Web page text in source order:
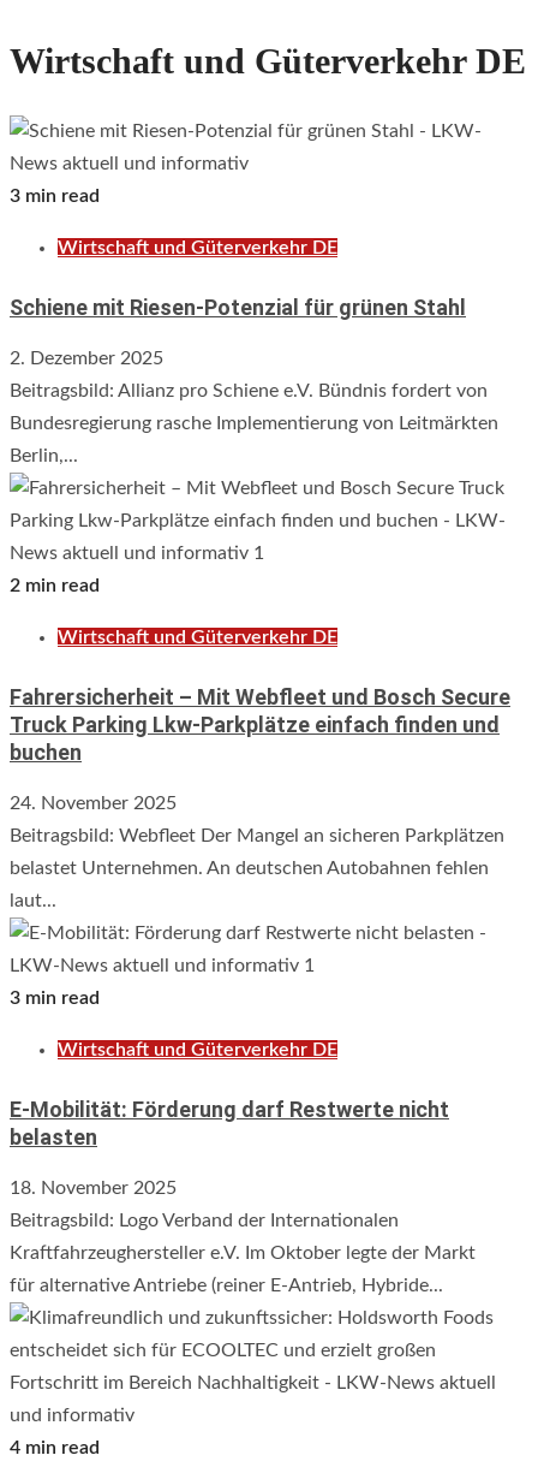
Wirtschaft und Güterverkehr DE
3 min read
Wirtschaft und Güterverkehr DE
Schiene mit Riesen-Potenzial für grünen Stahl
2. Dezember 2025
Beitragsbild: Allianz pro Schiene e.V. Bündnis fordert von
Bundesregierung rasche Implementierung von Leitmärkten
Berlin,...
2 min read
Wirtschaft und Güterverkehr DE
Fahrersicherheit – Mit Webfleet und Bosch Secure
Truck Parking Lkw-Parkplätze einfach finden und
buchen
24. November 2025
Beitragsbild: Webfleet Der Mangel an sicheren Parkplätzen
belastet Unternehmen. An deutschen Autobahnen fehlen
laut...
3 min read
Wirtschaft und Güterverkehr DE
E-Mobilität: Förderung darf Restwerte nicht
belasten
18. November 2025
Beitragsbild: Logo Verband der Internationalen
Kraftfahrzeughersteller e.V. Im Oktober legte der Markt
für alternative Antriebe (reiner E-Antrieb, Hybride...
4 min read